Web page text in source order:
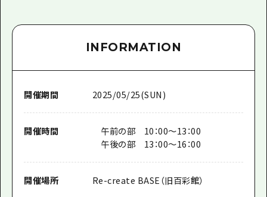
INFORMATION
開催期間 2025/05/25(SUN)
開催時間
午前の部 10：00～13：00
午後の部 13：00～16：00
開催場所 Re-create BASE（旧百彩館）